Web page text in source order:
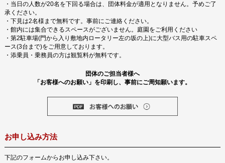
・当日の人数が20名を下回る場合は、団体料金が適用となりません。予めご了
承ください。
・下見は2名様まで無料です。事前にご連絡ください。
・館内には集合できるスペースがございません。庭園をご利用ください
・第2駐車場(門から入り敷地内ロータリー左の坂の上)に大型バス用の駐車スペ
ース(3台まで)をご用意しております。
・添乗員・乗務員の方は観覧料が無料です。
団体のご担当者様へ
「お客様へのお願い」を印刷し、事前にご周知願います。
お申し込み方法
下記のフォームからお申し込み下さい。